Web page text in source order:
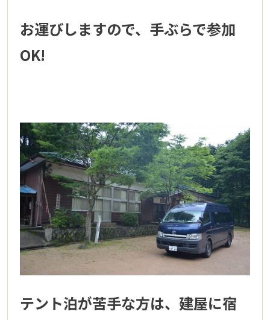
お運びしますので、手ぶらで参加
OK!
テント泊が苦手な方は、建屋に宿